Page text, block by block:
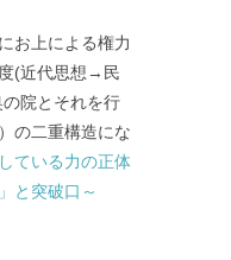
お上による権力
(近代思想→民
院とそれを行
の二重構造にな
ている力の正体
と突破口～